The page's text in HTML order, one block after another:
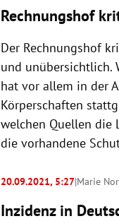
Rechnungshof
Der Rechnungshof
und unübersichtlich.
hat vor allem in der
Körperschaften
welchen Quellen die
die vorhandene
20.09.2021, 5:27|Marie
Inzidenz in